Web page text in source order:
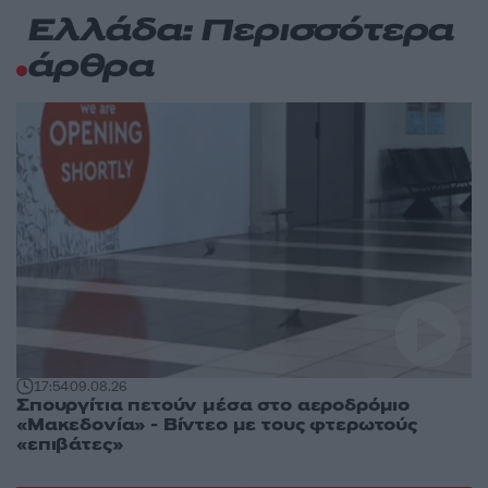
Ελλάδα: Περισσότερα
άρθρα
17:5409.08.26
Σπουργίτια πετούν μέσα στο αεροδρόμιο
«Μακεδονία» - Βίντεο με τους φτερωτούς
«επιβάτες»